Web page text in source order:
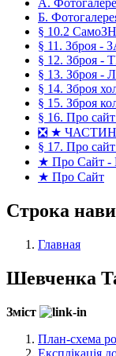
А.
Б.
§ 10.2
§ 11. Зброя -
§ 12. Зброя -
§ 13. Зброя -
§ 14. Зброя
§ 15. Зброя
§ 16. Про
❎ ★
§ 17. Про сайт
★ Про Сайт -
★ Про Сайт
Строка
Главная
Шевченка
Зміст
План-схема
Експлікація